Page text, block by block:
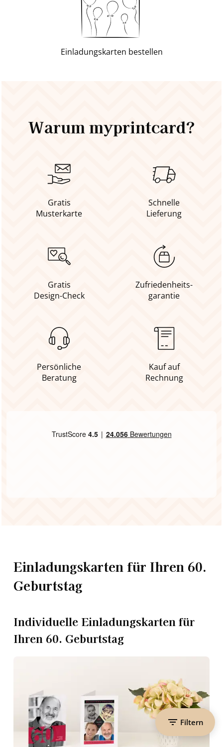
Filtern
Ein­la­dungs­kar­ten be­stel­len
Warum myprintcard?
Gratis
Musterkarte
Schnelle
Lieferung
Gratis
Design-Check
Zufriedenheits-
garantie
Persönliche
Beratung
Kauf auf
Rechnung
Einladungskarten für Ihren 60.
Geburtstag
Individuelle Einladungskarten für
Ihren 60. Geburtstag